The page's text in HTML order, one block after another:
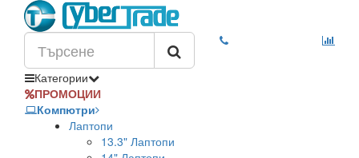
Категории
ПРОМОЦИИ
Компютри
Лаптопи
13.3" Лаптопи